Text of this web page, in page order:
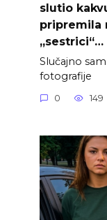
slutio
pripremila
„sestrici“…
Slučajno
fotografije
0 149